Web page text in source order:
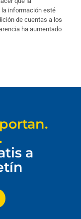
la información esté
de cuentas a los
ha aumentado
a